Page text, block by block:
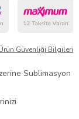
Güvenliği Bilgileri
Sublimasyon